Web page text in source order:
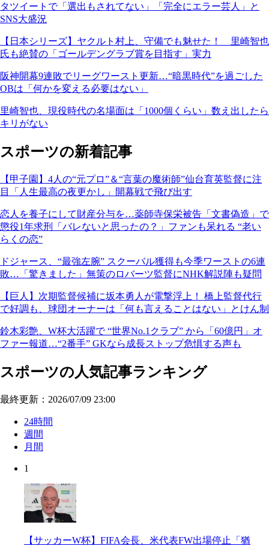
タツイートで「選出もされてない」「完全にエラー芸人」と
SNS大盛況
【日本シリーズ】ヤクルト村上、守備でも魅せた！ 里崎智也
氏も絶賛の「ゴールデングラブ賞を目指す」実力
阪神開幕9連敗でリーグワースト更新…“暗黒時代”を過ごした
OBは「何かを変える必要はない」
里崎智也、現役時代の名場面は「1000個くらい」数え出したら
キリがない
スポーツの新着記事
【甲子園】4人の“元プロ”＆“言葉の魔術師”仙台育英監督に注
目「人生最高の夜更かし」開幕戦で飛び出す
恋人を養子にして財産分与を…薬師寺保栄被告「文書偽造」で
懲役1年求刑「バレないと思ったの？」ファンも呆れる “老い
らくの恋”
ドジャース、“最強左腕” スクーバル獲得も今季ワーストの6連
敗…「驚きました」無策のロバーツ監督にNHK解説陣も疑問
【巨人】次期監督候補に坂本勇人が電撃浮上！ 橋上監督代行
で好調も、球団オーナーは「何も言えることはない」とけん制
鈴木彩艶、W杯大活躍で “世界No.1クラブ” から「60億円」オ
ファー報道…“2番手” GKなら成長ストップ危惧する声も
スポーツの人気記事ランキング
最終更新：2026/07/09 23:00
24時間
週間
月間
1
【サッカーW杯】FIFA会長、米代表FW出場停止「猶